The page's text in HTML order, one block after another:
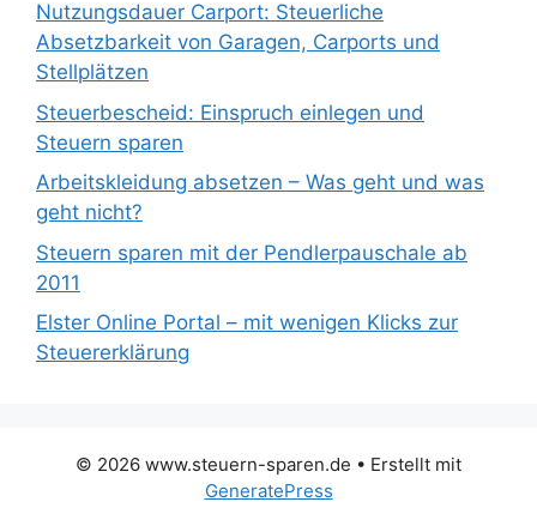
Nutzungsdauer Carport: Steuerliche
Absetzbarkeit von Garagen, Carports und
Stellplätzen
Steuerbescheid: Einspruch einlegen und
Steuern sparen
Arbeitskleidung absetzen – Was geht und was
geht nicht?
Steuern sparen mit der Pendlerpauschale ab
2011
Elster Online Portal – mit wenigen Klicks zur
Steuererklärung
© 2026 www.steuern-sparen.de • Erstellt mit
GeneratePress